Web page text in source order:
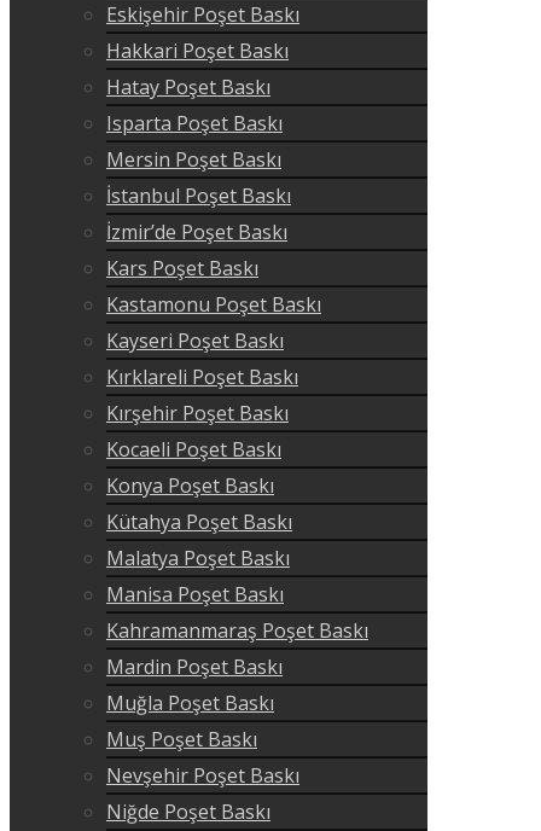
Eskişehir Poşet Baskı
Hakkari Poşet Baskı
Hatay Poşet Baskı
Isparta Poşet Baskı
Mersin Poşet Baskı
İstanbul Poşet Baskı
İzmir’de Poşet Baskı
Kars Poşet Baskı
Kastamonu Poşet Baskı
Kayseri Poşet Baskı
Kırklareli Poşet Baskı
Kırşehir Poşet Baskı
Kocaeli Poşet Baskı
Konya Poşet Baskı
Kütahya Poşet Baskı
Malatya Poşet Baskı
Manisa Poşet Baskı
Kahramanmaraş Poşet Baskı
Mardin Poşet Baskı
Muğla Poşet Baskı
Muş Poşet Baskı
Nevşehir Poşet Baskı
Niğde Poşet Baskı